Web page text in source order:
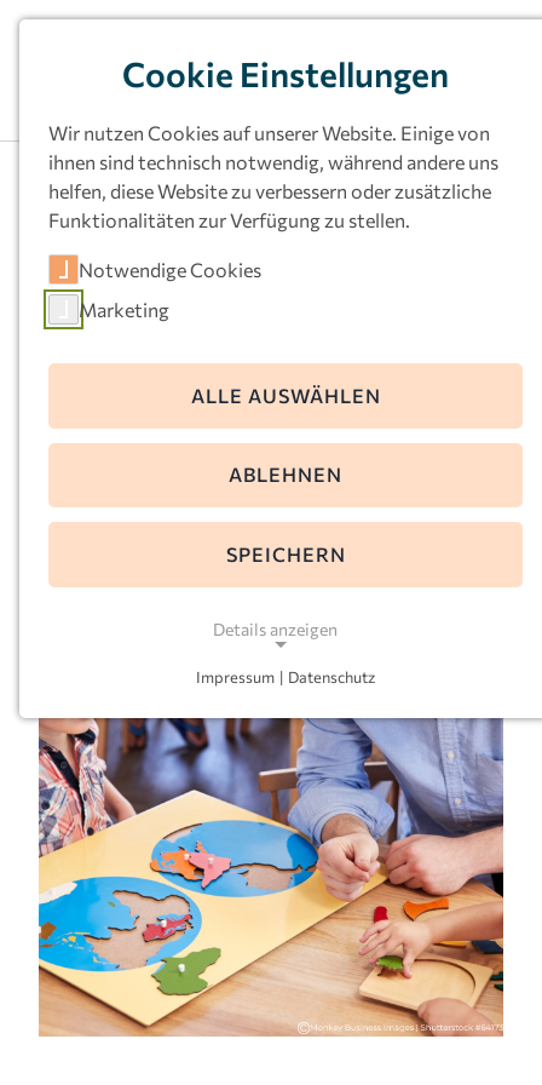
Arbeiten als
pädagogische
Fachkraft
Cookie Einstellungen
Wir nutzen Cookies auf unserer Website. Einige von
ihnen sind technisch notwendig, während andere uns
helfen, diese Website zu verbessern oder zusätzliche
Funktionalitäten zur Verfügung zu stellen.
Notwendige Cookies
Marketing
ALLE AUSWÄHLEN
ABLEHNEN
SPEICHERN
Details anzeigen
Notwendige Cookies ermöglichen grundlegende
Funktionen und sind für die einwandfreie Funktion
der Website erforderlich.
Einverständnis-Cookie
Name:
cookie_consent
Zweck:
Dieser Cookie speichert die ausgewählten
Einverständnis-Optionen des Benutzers
Impressum | Datenschutz